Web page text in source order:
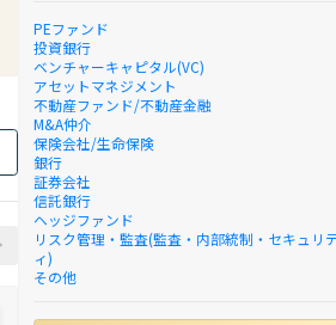
PEファンド
投資銀行
ベンチャーキャピタル(VC)
アセットマネジメント
不動産ファンド/不動産金融
M&A仲介
保険会社/生命保険
銀行
証券会社
信託銀行
ヘッジファンド
リスク管理・監査(監査・内部統制・セキュリ
ィ)
その他